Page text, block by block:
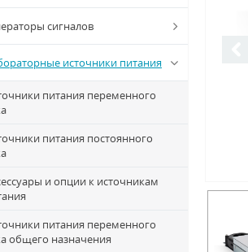
сигналов
источники питания
питания переменного
питания постоянного
и опции к источникам
питания переменного
общего назначения